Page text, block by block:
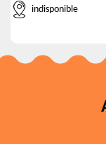
indisponible